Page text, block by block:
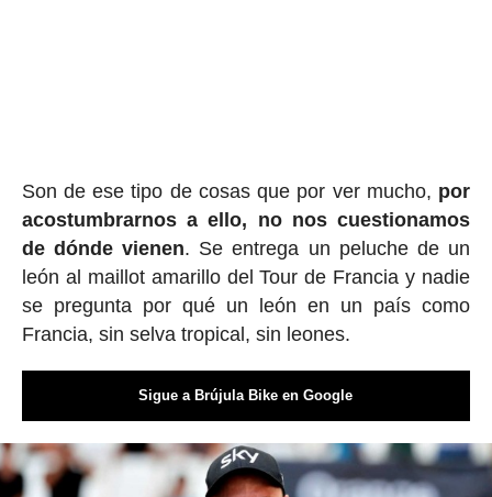
Son de ese tipo de cosas que por ver mucho, por
acostumbrarnos a ello, no nos cuestionamos
de dónde vienen. Se entrega un peluche de un
león al maillot amarillo del Tour de Francia y nadie
se pregunta por qué un león en un país como
Francia, sin selva tropical, sin leones.
Sigue a Brújula Bike en Google